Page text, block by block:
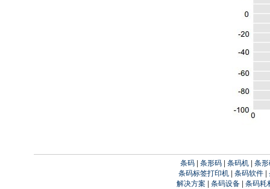
条码 条形码 条码机
条
条码标签打印机| 条码软件|
解决方案
条码设备
条码耗